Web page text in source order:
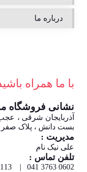
درباره ما
با ما همراه باشید
نشانی فروشگاه
آذربایجان شرقی ،
بست دانش ، پلاک صفر ،
مدیریت :
علی نیک نام
تلفن تماس :
0602 3763 041 | 7113 382 0930